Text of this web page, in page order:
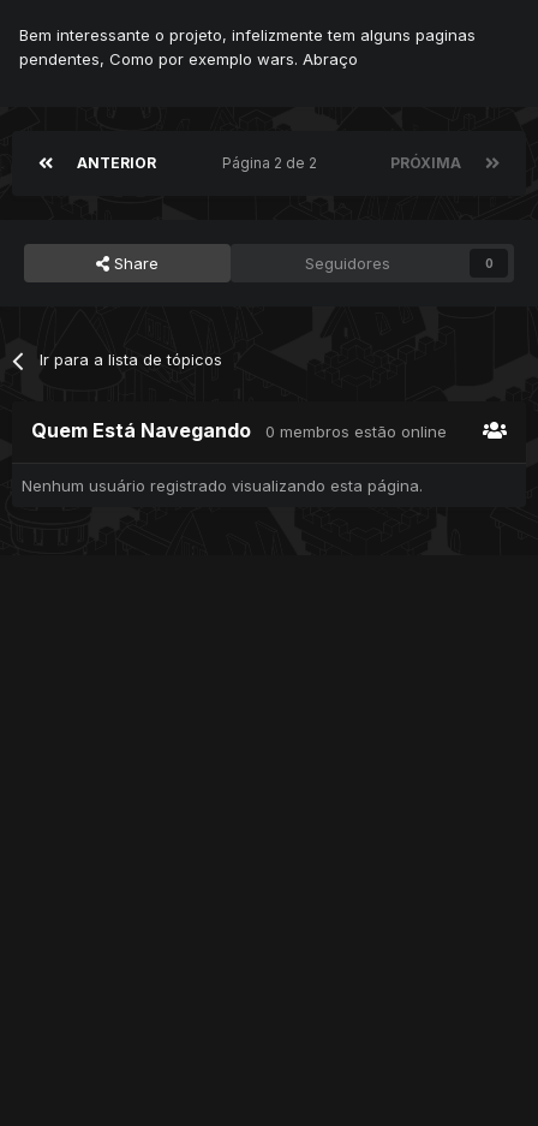
Bem interessante o projeto, infelizmente tem alguns paginas
pendentes, Como por exemplo wars. Abraço
ANTERIOR PRÓXIMA
Página 2 de 2
Share Seguidores 0
Ir para a lista de tópicos
Quem Está Navegando 0 membros estão online
Nenhum usuário registrado visualizando esta página.